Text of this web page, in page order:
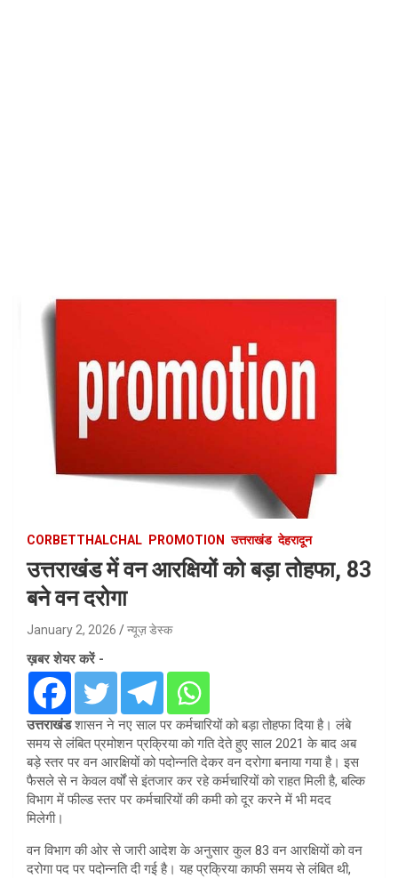
CORBETTHALCHAL PROMOTION उत्तराखंड देहरादून
उत्तराखंड में वन आरक्षियों को बड़ा तोहफा, 83
बने वन दरोगा
January 2, 2026 न्यूज़ डेस्क
ख़बर शेयर करें -
उत्तराखंडशासन ने नए साल पर कर्मचारियों को बड़ा तोहफा दिया है। लंबे
समय से लंबित प्रमोशन प्रक्रिया को गति देते हुए साल 2021 के बाद अब
बड़े स्तर पर वन आरक्षियों को पदोन्नति देकर वन दरोगा बनाया गया है। इस
फैसले से न केवल वर्षों से इंतजार कर रहे कर्मचारियों को राहत मिली है, बल्कि
विभाग में फील्ड स्तर पर कर्मचारियों की कमी को दूर करने में भी मदद
मिलेगी।
वन विभाग की ओर से जारी आदेश के अनुसार कुल 83 वन आरक्षियों को वन
दरोगा पद पर पदोन्नति दी गई है। यह प्रक्रिया काफी समय से लंबित थी,